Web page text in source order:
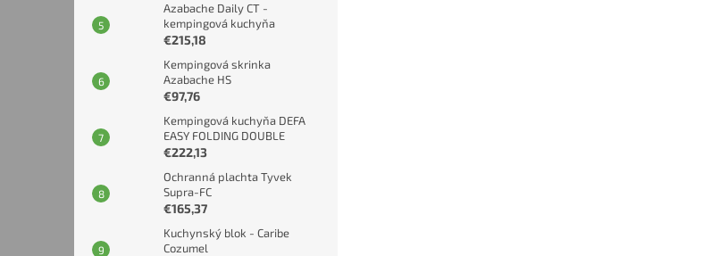
Azabache Daily CT -
kempingová kuchyňa
€215,18
Kempingová skrinka
Azabache HS
€97,76
Kempingová kuchyňa DEFA
EASY FOLDING DOUBLE
€222,13
Ochranná plachta Tyvek
Supra-FC
€165,37
Kuchynský blok - Caribe
Cozumel